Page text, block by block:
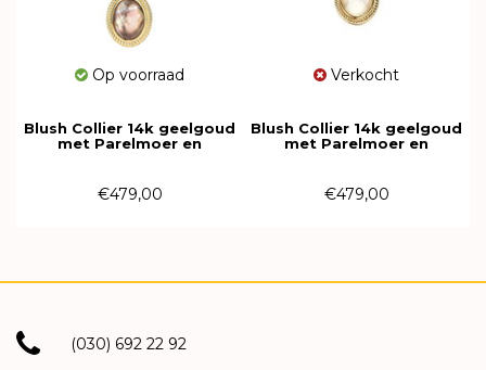
Op voorraad
Blush Collier 14k geelgoud
met Parelmoer en
€479,00
Verkocht
Blush Collier 14k geelgoud
met Parelmoer en
€479,00
(030) 692 22 92